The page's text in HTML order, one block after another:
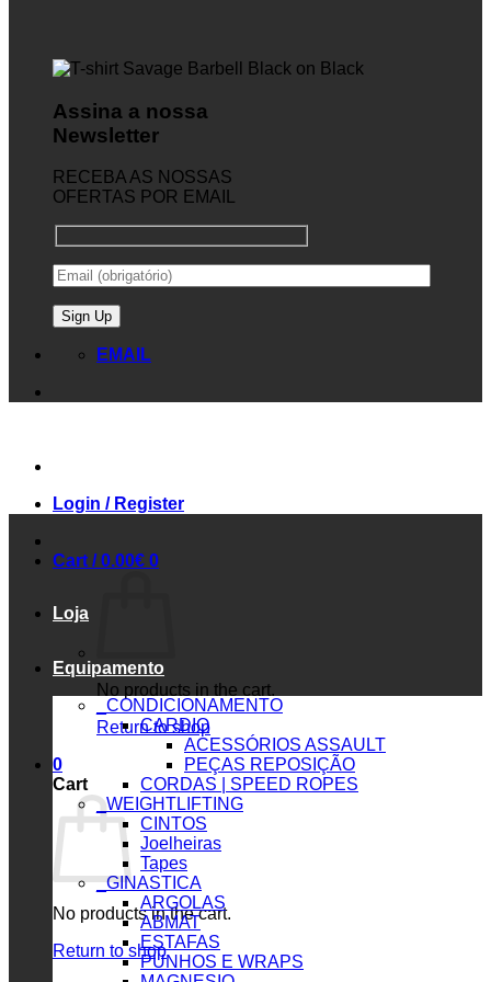
Assina a nossa
Newsletter
RECEBA AS NOSSAS
OFERTAS POR EMAIL
EMAIL
Login / Register
Cart /0.00€ 0
No products in the cart.
Return to shop
0
Cart
No products in the cart.
Return to shop
Loja
Equipamento
_CONDICIONAMENTO
CARDIO
ACESSÓRIOS ASSAULT
PEÇAS REPOSIÇÃO
CORDAS | SPEED ROPES
_WEIGHTLIFTING
CINTOS
Joelheiras
Tapes
_GINASTICA
ARGOLAS
ABMAT
ESTAFAS
PUNHOS E WRAPS